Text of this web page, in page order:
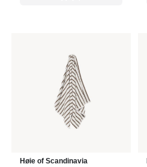
Høie of Scandinavia